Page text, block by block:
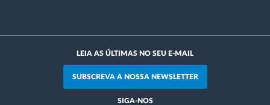
LEIA AS ÚLTIMAS NO SEU E-MAIL
SUBSCREVA A NOSSA NEWSLETTER
SIGA-NOS